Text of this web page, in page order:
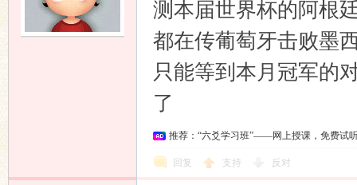
测本届世界杯的阿根
都在传葡萄牙击败墨
只能等到本月冠军的
了
推荐：“六爻学习班”——网上授课，免费试
回复 支持 反对